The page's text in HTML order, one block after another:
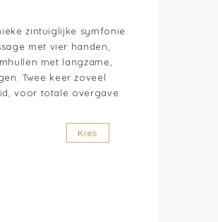
zintuiglijke symfonie.
met vier handen,
met langzame,
Twee keer zoveel
voor totale overgave.
Kies